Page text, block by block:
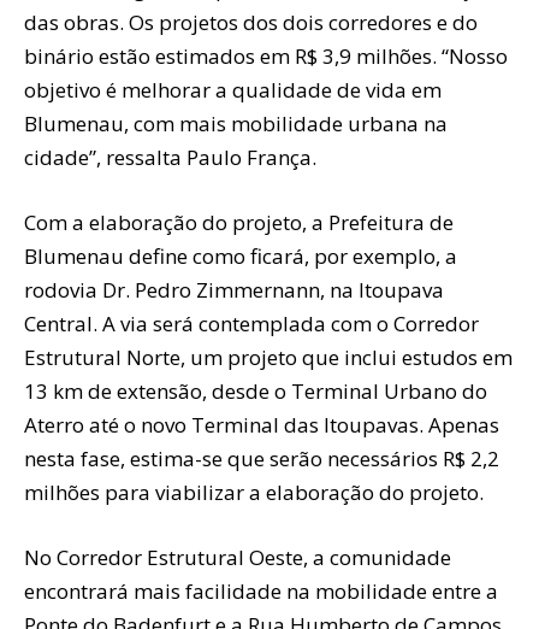
das obras. Os projetos dos dois corredores e do
binário estão estimados em R$ 3,9 milhões. “Nosso
objetivo é melhorar a qualidade de vida em
Blumenau, com mais mobilidade urbana na
cidade”, ressalta Paulo França.
Com a elaboração do projeto, a Prefeitura de
Blumenau define como ficará, por exemplo, a
rodovia Dr. Pedro Zimmernann, na Itoupava
Central. A via será contemplada com o Corredor
Estrutural Norte, um projeto que inclui estudos em
13 km de extensão, desde o Terminal Urbano do
Aterro até o novo Terminal das Itoupavas. Apenas
nesta fase, estima-se que serão necessários R$ 2,2
milhões para viabilizar a elaboração do projeto.
No Corredor Estrutural Oeste, a comunidade
encontrará mais facilidade na mobilidade entre a